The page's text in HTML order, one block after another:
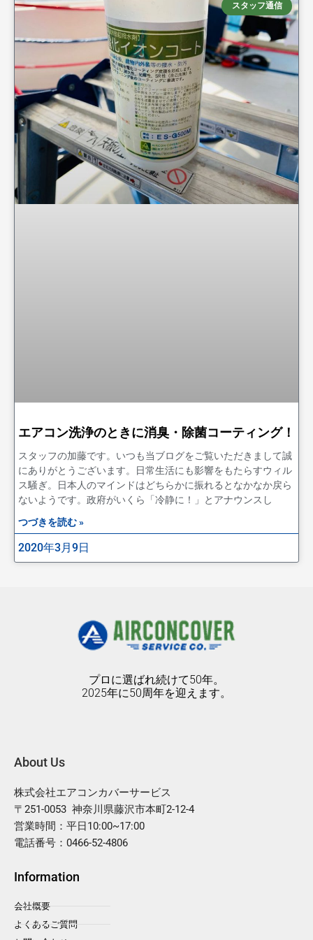
スタッフ通信
エアコン洗浄のときに消臭・除菌コーティング！
スタッフの加藤です。いつも当ブログをご覧いただきまして誠
にありがとうございます。日常生活にも影響をもたらすウィル
ス騒ぎ。日本人のマインドはどちらかに振れるとなかなか戻ら
ないようです。政府がいくら「冷静に！」とアナウンスし
つづきを読む »
2020年3月9日
プロに選ばれ続けて50年。
2025年に50周年を迎えます。
About Us
株式会社エアコンカバーサービス
〒251-0053 神奈川県藤沢市本町2-12-4
営業時間：平日10:00~17:00
電話番号：0466-52-4806
Information
会社概要
よくあるご質問